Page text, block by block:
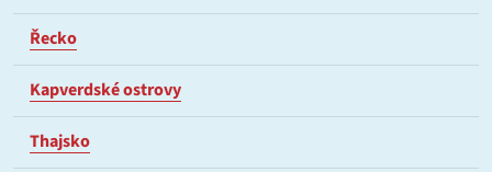
Řecko
Kapverdské ostrovy
Thajsko